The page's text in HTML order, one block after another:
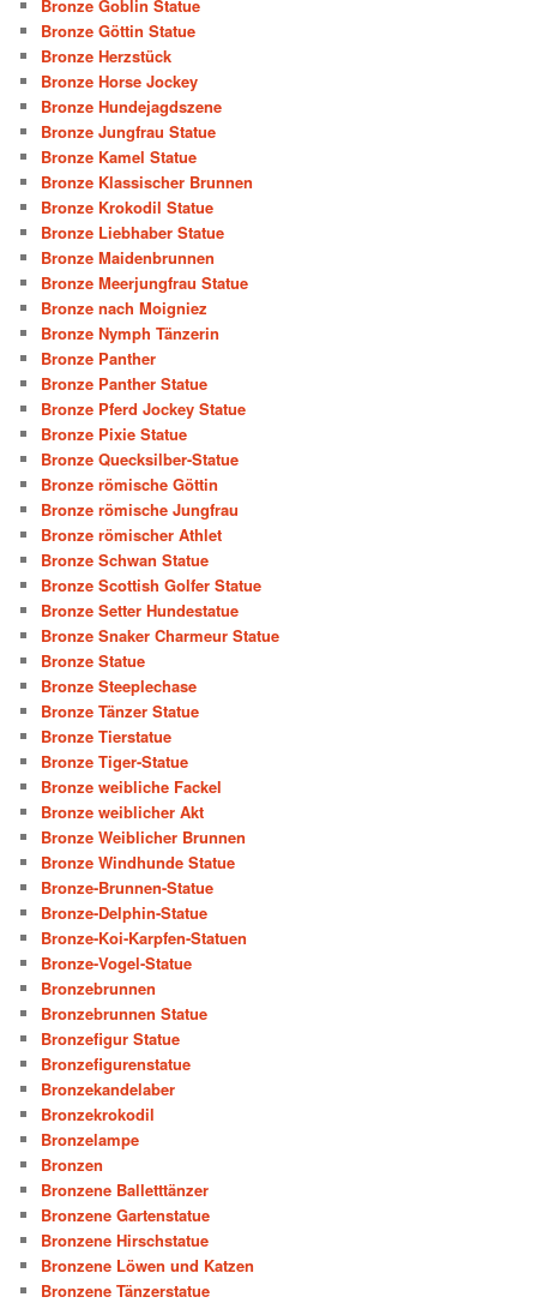
Bronze Goblin Statue
Bronze Göttin Statue
Bronze Herzstück
Bronze Horse Jockey
Bronze Hundejagdszene
Bronze Jungfrau Statue
Bronze Kamel Statue
Bronze Klassischer Brunnen
Bronze Krokodil Statue
Bronze Liebhaber Statue
Bronze Maidenbrunnen
Bronze Meerjungfrau Statue
Bronze nach Moigniez
Bronze Nymph Tänzerin
Bronze Panther
Bronze Panther Statue
Bronze Pferd Jockey Statue
Bronze Pixie Statue
Bronze Quecksilber-Statue
Bronze römische Göttin
Bronze römische Jungfrau
Bronze römischer Athlet
Bronze Schwan Statue
Bronze Scottish Golfer Statue
Bronze Setter Hundestatue
Bronze Snaker Charmeur Statue
Bronze Statue
Bronze Steeplechase
Bronze Tänzer Statue
Bronze Tierstatue
Bronze Tiger-Statue
Bronze weibliche Fackel
Bronze weiblicher Akt
Bronze Weiblicher Brunnen
Bronze Windhunde Statue
Bronze-Brunnen-Statue
Bronze-Delphin-Statue
Bronze-Koi-Karpfen-Statuen
Bronze-Vogel-Statue
Bronzebrunnen
Bronzebrunnen Statue
Bronzefigur Statue
Bronzefigurenstatue
Bronzekandelaber
Bronzekrokodil
Bronzelampe
Bronzen
Bronzene Balletttänzer
Bronzene Gartenstatue
Bronzene Hirschstatue
Bronzene Löwen und Katzen
Bronzene Tänzerstatue